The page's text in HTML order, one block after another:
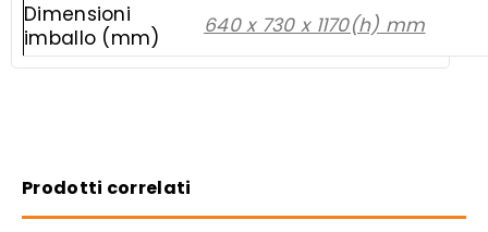
Dimensioni
imballo (mm)
640 x 730 x 1170(h) mm
Prodotti correlati